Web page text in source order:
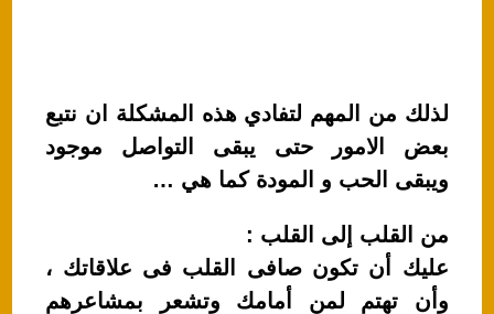
لذلك من المهم لتفادي هذه المشكلة ان نتبع
بعض الامور حتى يبقى التواصل موجود
ويبقى الحب و المودة كما هي …
من القلب إلى القلب :
عليك أن تكون صافى القلب فى علاقاتك ،
وأن تهتم لمن أمامك وتشعر بمشاعرهم